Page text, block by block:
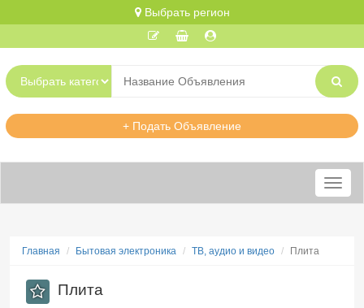
Выбрать регион
+ Подать Объявление
Меню
Главная Бытовая электроника ТВ, аудио и видео Плита
Плита